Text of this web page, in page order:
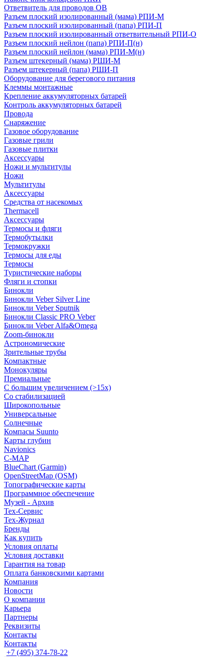
Ответвитель для проводов ОВ
Разъем плоский изолированный (мама) РПИ-М
Разъем плоский изолированный (папа) РПИ-П
Разъем плоский изолированный ответвительный РПИ-О
Разъем плоский нейлон (папа) РПИ-П(н)
Разъем плоский нейлон (мама) РПИ-М(н)
Разъем штекерный (мама) РШИ-М
Разъем штекерный (папа) РШИ-П
Оборудование для берегового питания
Клеммы монтажные
Крепление аккумуляторных батарей
Контроль аккумуляторных батарей
Провода
Снаряжение
Газовое оборудование
Газовые грили
Газовые плитки
Аксессуары
Ножи и мультитулы
Ножи
Мультитулы
Аксессуары
Средства от насекомых
Thermacell
Аксессуары
Термосы и фляги
Термобутылки
Термокружки
Термосы для еды
Термосы
Туристические наборы
Фляги и стопки
Бинокли
Бинокли Veber Silver Line
Бинокли Veber Sputnik
Бинокли Classic PRO Veber
Бинокли Veber Alfa&Omega
Zoom-бинокли
Астрономические
Зрительные трубы
Компактные
Монокуляры
Премиальные
С большим увеличением (>15x)
Со стабилизацией
Широкопольные
Универсальные
Солнечные
Компасы Suunto
Карты глубин
Navionics
C-MAP
BlueChart (Garmin)
OpenStreetMap (OSM)
Топографические карты
Программное обеспечение
Музей - Архив
Tex-Сервис
Тех-Журнал
Бренды
Как купить
Условия оплаты
Условия доставки
Гарантия на товар
Оплата банковскими картами
Компания
Новости
О компании
Карьера
Партнеры
Реквизиты
Контакты
Контакты
+7 (495) 374-78-22